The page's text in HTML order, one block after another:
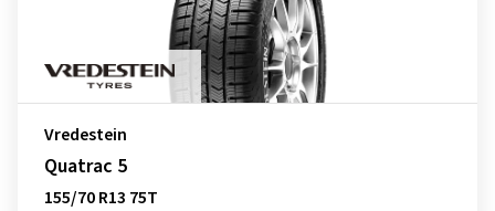
Vredestein
Quatrac 5
155/70 R13 75T